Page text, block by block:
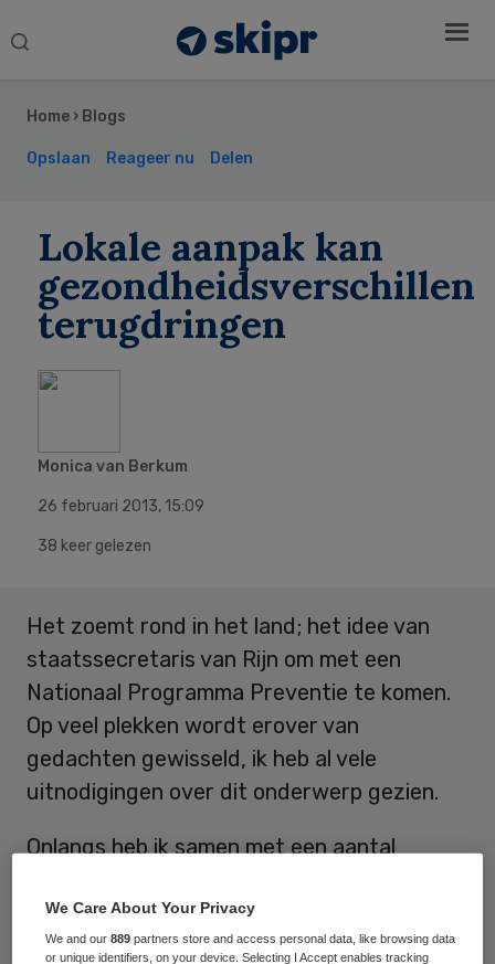
Search
Home › Blogs
Opslaan Reageer nu Delen
Lokale aanpak kan
gezondheidsverschillen
terugdringen
Monica van Berkum
26 februari 2013, 15:09
38 keer gelezen
Het zoemt rond in het land; het idee van
staatssecretaris van Rijn om met een
Nationaal Programma Preventie te komen.
Op veel plekken wordt erover van
gedachten gewisseld, ik heb al vele
uitnodigingen over dit onderwerp gezien.
Onlangs heb ik samen met een aantal
gesproken over hetterugdringen van
sociaal economische
Sidebar
We Care About Your Privacy
We and our889 partners store and access personal data, like browsing data
or unique identifiers, on your device. Selecting I Accept enables tracking